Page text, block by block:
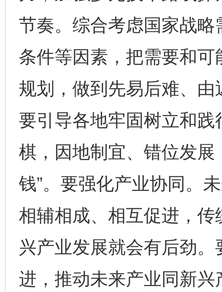
节奏。综合考虑国家战
条件等因素，把需要和
规划，做到先易后难、
要引导各地牢固树立和
棋，因地制宜、错位发展
钱”。要强化产业协同。
相辅相成、相互促进，
兴产业发展就会有后劲
进，推动未来产业同新